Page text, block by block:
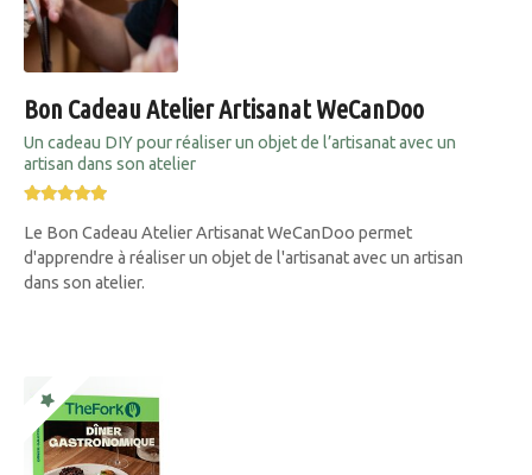
Bon Cadeau Atelier Artisanat WeCanDoo
Un cadeau DIY pour réaliser un objet de l’artisanat avec un
artisan dans son atelier
Le Bon Cadeau Atelier Artisanat WeCanDoo permet
d'apprendre à réaliser un objet de l'artisanat avec un artisan
dans son atelier.